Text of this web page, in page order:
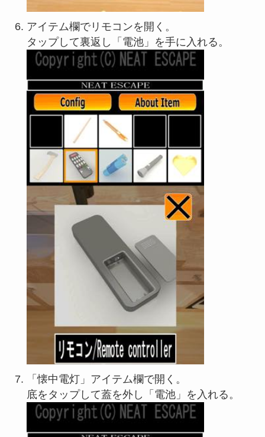
アイテム欄でリモコンを開く。
タップして裏返し「電池」を手に入れる。
「懐中電灯」アイテム欄で開く。
底をタップして蓋を外し「電池」を入れる。